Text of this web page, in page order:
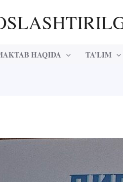
HAQIDA TA’LIM